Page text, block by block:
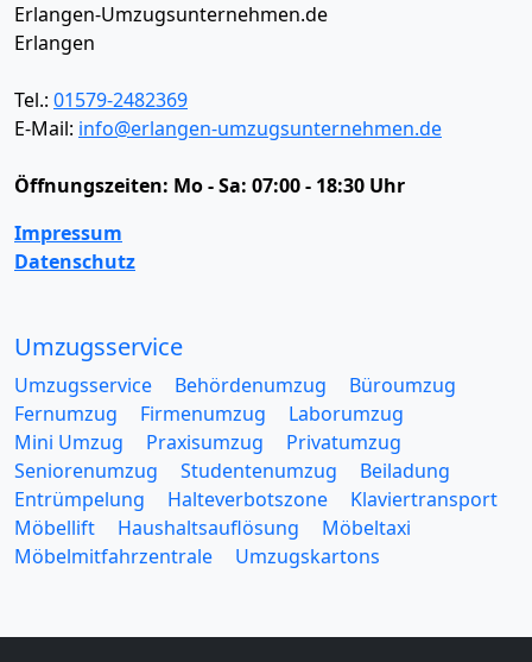
Erlangen-Umzugsunternehmen.de
Erlangen
Tel.: 01579-2482369
E-Mail: info@erlangen-umzugsunternehmen.de
Öffnungszeiten: Mo - Sa: 07:00 - 18:30 Uhr
Impressum
Datenschutz
Umzugsservice
Umzugsservice Behördenumzug
Büroumzug
Fernumzug
Firmenumzug
Laborumzug
Mini Umzug
Praxisumzug
Privatumzug
Seniorenumzug
Studentenumzug
Beiladung
Entrümpelung
Halteverbotszone
Klaviertransport
Möbellift
Haushaltsauflösung
Möbeltaxi
Möbelmitfahrzentrale
Umzugskartons